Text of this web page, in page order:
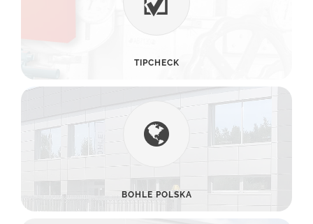
TIPCHECK
BOHLE POLSKA